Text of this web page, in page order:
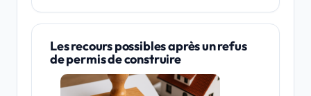
Les recours possibles après un refus
de permis de construire